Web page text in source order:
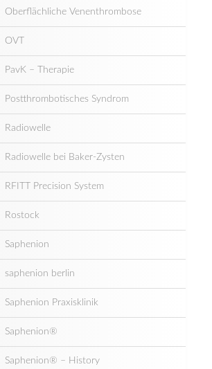
Oberflächliche Venenthrombose
OVT
PavK – Therapie
Postthrombotisches Syndrom
Radiowelle
Radiowelle bei Baker-Zysten
RFITT Precision System
Rostock
Saphenion
saphenion berlin
Saphenion Praxisklinik
Saphenion®
Saphenion® – History